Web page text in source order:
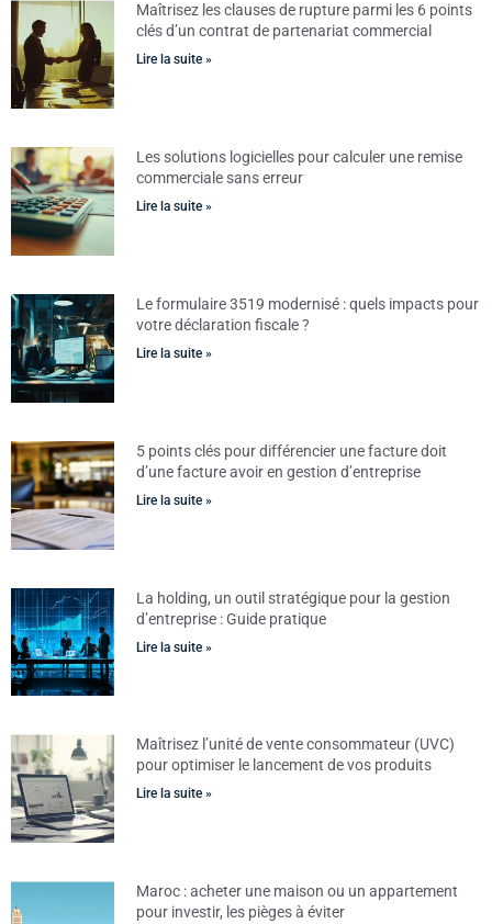
Maîtrisez les clauses de rupture parmi les 6 points
clés d’un contrat de partenariat commercial
Lire la suite »
Les solutions logicielles pour calculer une remise
commerciale sans erreur
Lire la suite »
Le formulaire 3519 modernisé : quels impacts pour
votre déclaration fiscale ?
Lire la suite »
5 points clés pour différencier une facture doit
d’une facture avoir en gestion d’entreprise
Lire la suite »
La holding, un outil stratégique pour la gestion
d’entreprise : Guide pratique
Lire la suite »
Maîtrisez l’unité de vente consommateur (UVC)
pour optimiser le lancement de vos produits
Lire la suite »
Maroc : acheter une maison ou un appartement
pour investir, les pièges à éviter